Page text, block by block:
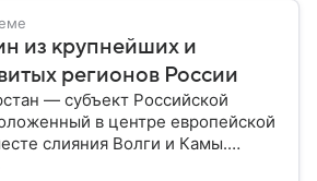
из крупнейших и
регионов России
— субъект Российской
в центре европейской
слияния Волги и Камы.
из ведущих